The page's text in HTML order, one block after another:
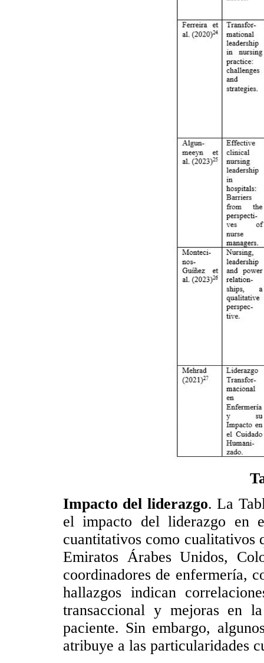
Impacto del liderazgo. La
el impacto del liderazgo en
cuantitativos como cualitativos
Emiratos Árabes Unidos,
coordinadores de enfermería,
hallazgos indican
transaccional y mejoras en
paciente. Sin embargo,
atribuye a las particularidades